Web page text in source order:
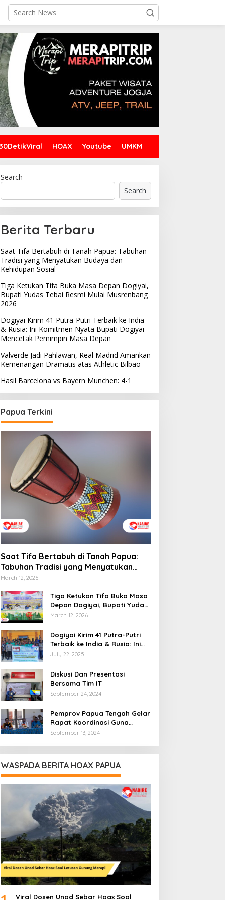
30DetikViral HOAX Youtube UMKM
Search
Search
Berita Terbaru
Saat Tifa Bertabuh di Tanah Papua: Tabuhan
Tradisi yang Menyatukan Budaya dan
Kehidupan Sosial
Tiga Ketukan Tifa Buka Masa Depan Dogiyai,
Bupati Yudas Tebai Resmi Mulai Musrenbang
2026
Dogiyai Kirim 41 Putra-Putri Terbaik ke India
& Rusia: Ini Komitmen Nyata Bupati Dogiyai
Mencetak Pemimpin Masa Depan
Valverde Jadi Pahlawan, Real Madrid Amankan
Kemenangan Dramatis atas Athletic Bilbao
Hasil Barcelona vs Bayern Munchen: 4-1
Papua Terkini
Saat Tifa Bertabuh di Tanah Papua:
Tabuhan Tradisi yang Menyatukan
Budaya dan Kehidupan Sosial
March 12, 2026
Tiga Ketukan Tifa Buka Masa
Depan Dogiyai, Bupati Yudas
Tebai Resmi Mulai
March 12, 2026
Dogiyai Kirim 41 Putra-Putri
Terbaik ke India & Rusia: Ini
Komitmen Nyata Bupati
Masa Depan
July 22, 2025
Diskusi Dan Presentasi
Bersama Tim IT
September 24, 2024
Pemprov Papua Tengah Gelar
Rapat Koordinasi Guna
Optimalkan Pengelolaan
September 13, 2024
WASPADA BERITA HOAX PAPUA
Viral Dosen Unad Sebar Hoax Soal